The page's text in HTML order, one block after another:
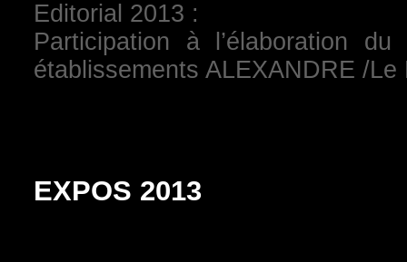
Editorial 2013 :
Participation à l’élaboration
établissements ALEXANDRE /Le
EXPOS 2013